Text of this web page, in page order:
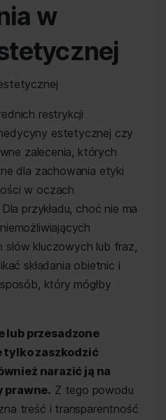
w
restrykcji
estetycznej czy
zalecenia, których
dla zachowania etyki
w oczach
przykładu, choć nie ma
kluczowych lub fraz,
składania obietnic i
który mógłby
lub przesadzone
tylko zaszkodzić
narazić ją na
prawne. Z tego powodu
treść i transparentność